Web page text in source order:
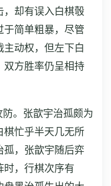
，却有误入白棋彀
于简单粗暴，尽管
动权，但左下白
双方胜率仍呈相持
。张歆宇治孤颇为
棋忙乎半天几无所
孤，张歆宇随后弈
时，行棋次序有